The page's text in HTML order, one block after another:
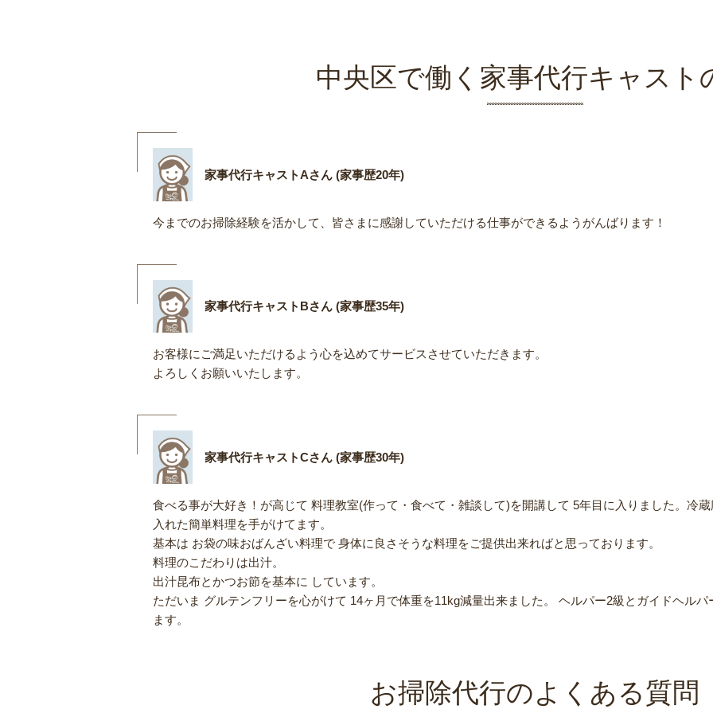
中央区で働く家事代行キャスト
家事代行キャストAさん (家事歴20年)
今までのお掃除経験を活かして、皆さまに感謝していただける仕事ができるようがんばります！
家事代行キャストBさん (家事歴35年)
お客様にご満足いただけるよう心を込めてサービスさせていただきます。
よろしくお願いいたします。
家事代行キャストCさん (家事歴30年)
食べる事が大好き！が高じて 料理教室(作って・食べて・雑談して)を開講して 5年目に入りました。冷
入れた簡単料理を手がけてます。
基本は お袋の味おばんざい料理で 身体に良さそうな料理をご提供出来ればと思っております。
料理のこだわりは出汁。
出汁昆布とかつお節を基本に しています。
ただいま グルテンフリーを心がけて 14ヶ月で体重を11kg減量出来ました。 ヘルパー2級とガイドヘル
ます。
お掃除代行のよくある質問